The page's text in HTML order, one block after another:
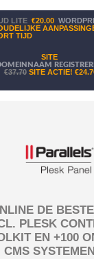
LITE €20.00
TIJD
SITE
€37.70 SITE ACTIE!
DE
PLESK
EN +100
CMS SYSTEMEN